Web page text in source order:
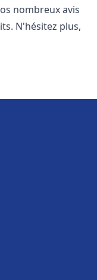
nombreux avis
N'hésitez plus,